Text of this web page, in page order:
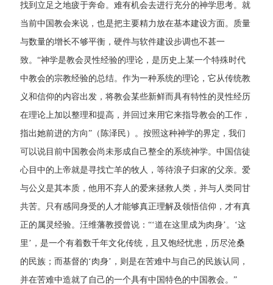
找到立足之地疲于奔命。难有机会去进行充分的神学思考。就
当前中国教会来说，也是把主要精力放在基本建设方面。质量
与数量的增长不够平衡，硬件与软件建设步调也不甚一
致。“神学是教会灵性经验的理论，是历史上某一个特殊时代
中教会的宗教经验的总结。作为一种系统的理论，它从传统教
义和信仰的内容出发，将教会某些新鲜而具有特性的灵性经历
在理论上加以整理和提高，并回过来用它来指导教会的工作，
指出她前进的方向”（陈泽民）。按照这种神学的界定，我们
可以说目前中国教会尚未形成自己整全的系统神学。中国信徒
心目中的上帝就是寻找亡羊的牧人，等待浪子归家的父亲。爱
与公义是其本质，他用不弃人的爱来拯救人类，并与人类同甘
共苦。只有感同身受的人才能够真正理解及领悟信仰，才有真
正的属灵经验。汪维藩教授曾说：“‘道在这里成为肉身’。‘这
里’，是一个有着数千年文化传统，且又饱经忧患，历尽沧桑
的民族；而基督的‘肉身’，则是在苦难中与自己的民族认同，
并在苦难中造就了自己的一个具有中国特色的中国教会。”